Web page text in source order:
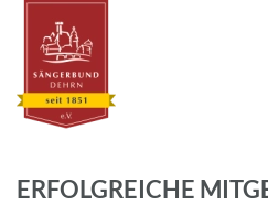
ERFOLGREICHE